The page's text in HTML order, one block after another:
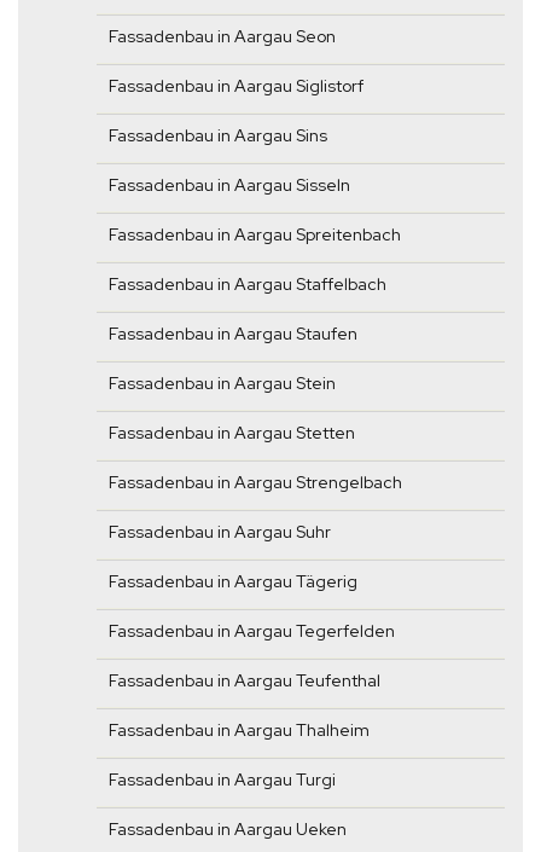
Fassadenbau in Aargau Seon
Fassadenbau in Aargau Siglistorf
Fassadenbau in Aargau Sins
Fassadenbau in Aargau Sisseln
Fassadenbau in Aargau Spreitenbach
Fassadenbau in Aargau Staffelbach
Fassadenbau in Aargau Staufen
Fassadenbau in Aargau Stein
Fassadenbau in Aargau Stetten
Fassadenbau in Aargau Strengelbach
Fassadenbau in Aargau Suhr
Fassadenbau in Aargau Tägerig
Fassadenbau in Aargau Tegerfelden
Fassadenbau in Aargau Teufenthal
Fassadenbau in Aargau Thalheim
Fassadenbau in Aargau Turgi
Fassadenbau in Aargau Ueken